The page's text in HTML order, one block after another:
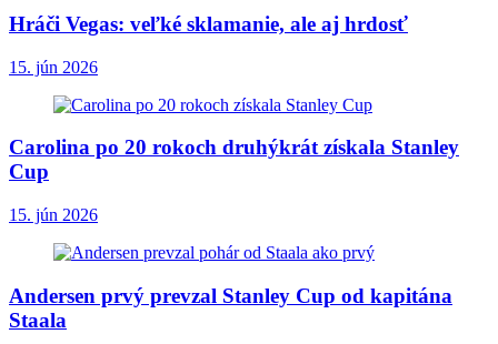
Hráči Vegas: veľké sklamanie, ale aj hrdosť
15. jún 2026
Carolina po 20 rokoch druhýkrát získala Stanley
Cup
15. jún 2026
Andersen prvý prevzal Stanley Cup od kapitána
Staala